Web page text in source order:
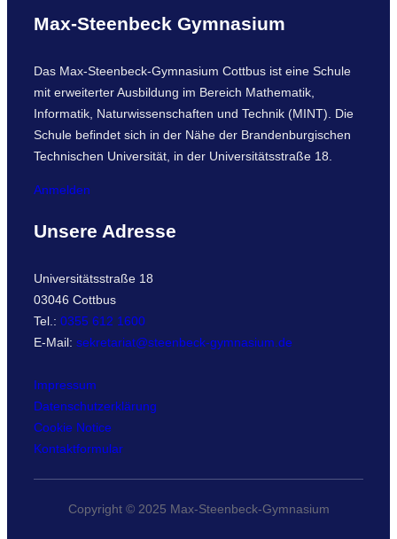
Max-Steenbeck Gymnasium
Das Max-Steenbeck-Gymnasium Cottbus ist eine Schule
mit erweiterter Ausbildung im Bereich Mathematik,
Informatik, Naturwissenschaften und Technik (MINT). Die
Schule befindet sich in der Nähe der Brandenburgischen
Technischen Universität, in der Universitätsstraße 18.
Anmelden
Unsere Adresse
Universitätsstraße 18
03046 Cottbus
Tel.: 0355 612 1600
E-Mail: sekretariat@steenbeck-gymnasium.de
Impressum
Datenschutzerklärung
Cookie Notice
Kontaktformular
Copyright © 2025 Max-Steenbeck-Gymnasium